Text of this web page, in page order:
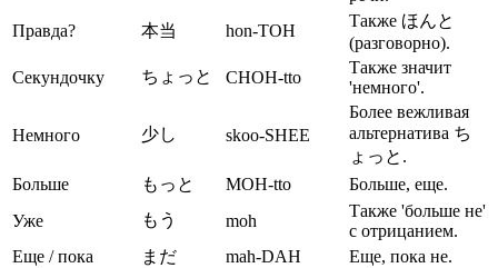
Правда?
本当 hon-TOH
Также ほんと
(разговорно).
Секундочку
ちょっと CHOH-tto
Также значит
'немного'.
Немного 少し skoo-SHEE
Более вежливая
альтернатива ち
ょっと.
Больше
もっと MOH-tto
Больше, еще.
Уже
もう moh
Также 'больше не'
с отрицанием.
Еще / пока
まだ mah-DAH
Еще, пока не.